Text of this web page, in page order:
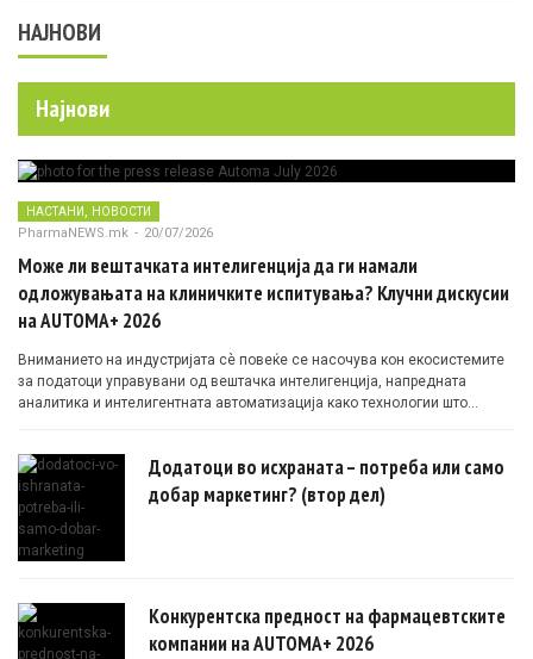
НАЈНОВИ
Најнови
НАСТАНИ, НОВОСТИ
PharmaNEWS.mk - 20/07/2026
Може ли вештачката интелигенција да ги намали
одложувањата на клиничките испитувања? Клучни дискусии
на AUTOMA+ 2026
Вниманието на индустријата сè повеќе се насочува кон екосистемите
за податоци управувани од вештачка интелигенција, напредната
аналитика и интелигентната автоматизација како технологии што
Додатоци во исхраната – потреба или само
добар маркетинг? (втор дел)
Конкурентска предност на фармацевтските
компании на AUTOMA+ 2026